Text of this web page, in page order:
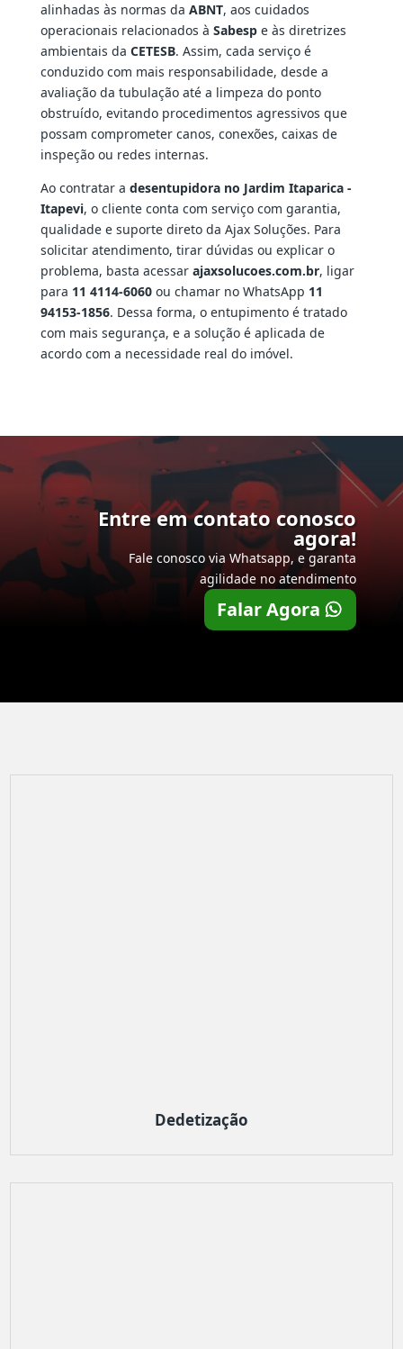
alinhadas às normas da ABNT, aos cuidados
operacionais relacionados à Sabespe às diretrizes
ambientais da CETESB. Assim, cada serviço é
conduzido com mais responsabilidade, desde a
avaliação da tubulação até a limpeza do ponto
obstruído, evitando procedimentos agressivos que
possam comprometer canos, conexões, caixas de
inspeção ou redes internas.
Ao contratar a desentupidora no Jardim Itaparica -
Itapevi, o cliente conta com serviço com garantia,
qualidade e suporte direto da Ajax Soluções. Para
solicitar atendimento, tirar dúvidas ou explicar o
problema, basta acessar ajaxsolucoes.com.br, ligar
para 11 4114-6060ou chamar no WhatsApp 11
94153-1856. Dessa forma, o entupimento é tratado
com mais segurança, e a solução é aplicada de
acordo com a necessidade real do imóvel.
Entre em contato conosco
agora!
Fale conosco via Whatsapp, e garanta
agilidade no atendimento
Falar Agora
Dedetização